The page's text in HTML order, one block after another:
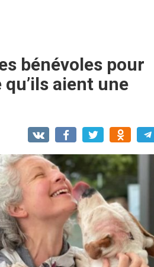
bénévoles pour
aient une